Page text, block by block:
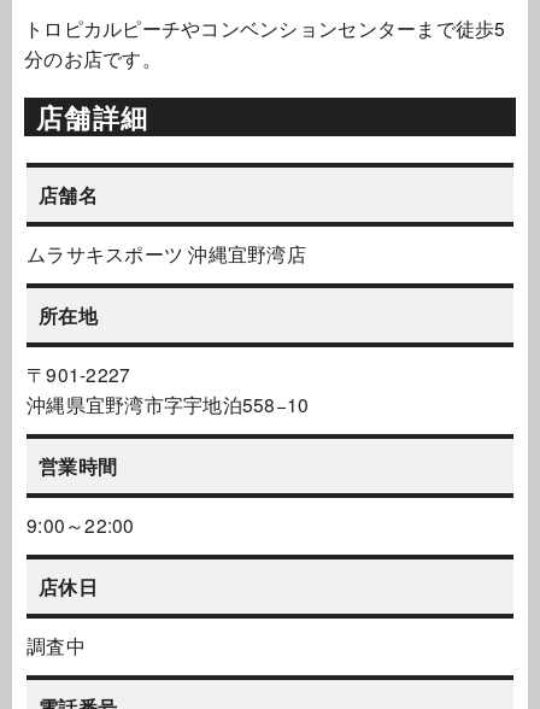
トロピカルピーチやコンベンションセンターまで徒歩5
分のお店です。
店舗詳細
店舗名
ムラサキスポーツ 沖縄宜野湾店
所在地
〒901-2227
沖縄県宜野湾市字宇地泊558−10
営業時間
9:00～22:00
店休日
調査中